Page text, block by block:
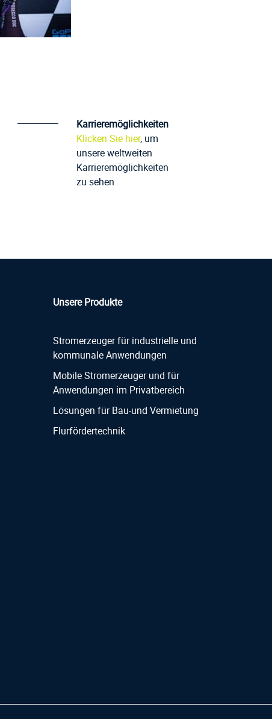
Karrieremöglichkeiten
Klicken Sie hier, um
unsere weltweiten
Karrieremöglichkeiten
zu sehen .
Unsere Produkte
Stromerzeuger für industrielle und
kommunale Anwendungen
Mobile Stromerzeuger und für
Anwendungen im Privatbereich
Lösungen für Bau-und Vermietung
Flurfördertechnik